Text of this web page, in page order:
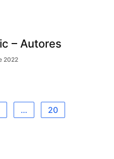
– Autores
2022
… 20